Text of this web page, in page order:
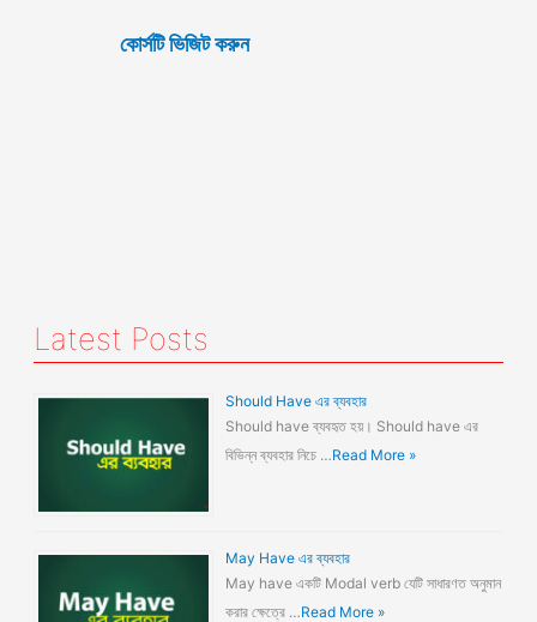
কোর্সটি ভিজিট করুন
Latest Posts
Should Have এর ব্যবহার
Should have ব্যবহৃত হয়। Should have এর
বিভিন্ন ব্যবহার নিচে …Read More »
May Have এর ব্যবহার
May have একটি Modal verb যেটি সাধারণত অনুমান
করার ক্ষেত্রে …Read More »